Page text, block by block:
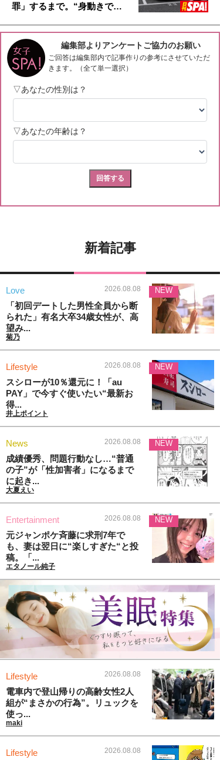
罪」するまで。“身動きで…
新着記事
Love 2026.08.08
「初回デートした男性全員から断
られた」有名大卒34歳女性が、高
望み...
菊乃
NEW
Lifestyle 2026.08.08
スシローが10％還元に！「au
PAY」で今すぐ使いたい“最新お
得...
井上ポイント
NEW
News 2026.08.08
成績優秀、問題行動なし…“普通
の子”が「性加害者」になるまで
に起き...
大夏えい
NEW
Entertainment 2026.08.08
元ジャンポケ斉藤に求刑7年で
も、妻は翌日に“楽しすぎた“と投
稿。「...
エタノール純子
NEW
Lifestyle 2026.08.08
電車内で登山帰りの高齢女性2人
組が“まさかの行為”。リュックを
使っ...
maki
Lifestyle 2026.08.08